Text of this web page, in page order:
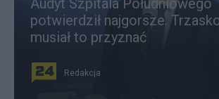
Audyt Szpitala Południowego
potwierdził najgorsze.
musiał to przyznać
Redakcja